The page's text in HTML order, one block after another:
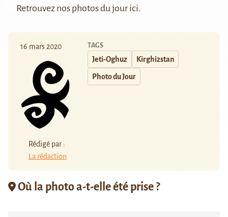
Retrouvez nos photos du jourici.
16 mars 2020
Rédigé par :
La rédaction
TAGS
Jeti-Oghuz Kirghizstan
Photo du Jour
Où la photo a-t-elle été prise ?